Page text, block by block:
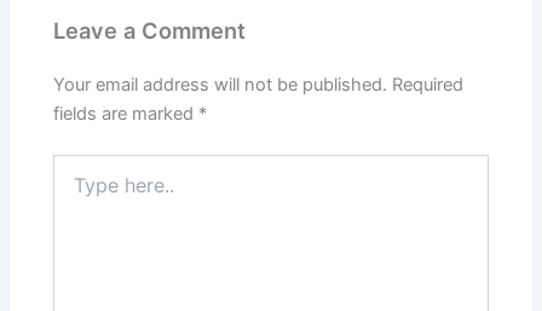
Leave a Comment
Your email address will not be published. Required
fields are marked *
here..